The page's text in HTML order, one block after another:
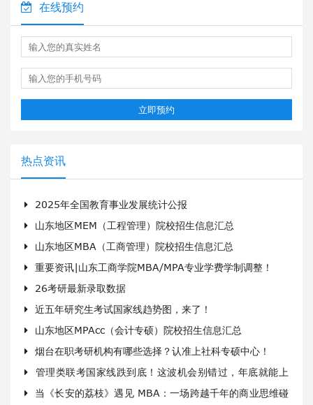
在线预约
立即预约
热点资讯
2025年全国教育事业发展统计公报
山东地区MEM（工程管理）院校招生信息汇总
山东地区MBA（工商管理）院校招生信息汇总
重要资讯|山东工商学院MBA/MPA专业学费学制调整！
26考研最新录取数据
近五年研究生考试国家线趋势图，来了！
山东地区MPAcc（会计专硕）院校招生信息汇总
烟台在职考研机构有哪些选择？认准上社科专硕中心！
管理类联考国家线跌到底！这波机会别错过，年底就能上
岸
当《长安的荔枝》遇见 MBA：一场跨越千年的商业思维碰
谭*波 上社科考研
哈尔滨工程大学 200
范*利 上社科考研
曲阜师范大学 201
赵*钧 上社科考研
哈尔滨工程大学 201
翟*蕊 上社科考研
清华大学 205